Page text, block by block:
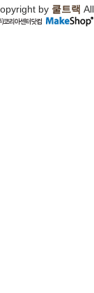
by 쿨트랙